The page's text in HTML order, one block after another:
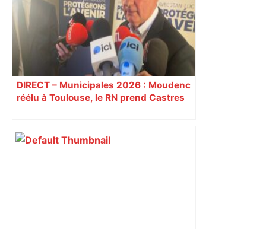
DIRECT – Municipales 2026 : Moudenc
réélu à Toulouse, le RN prend Castres